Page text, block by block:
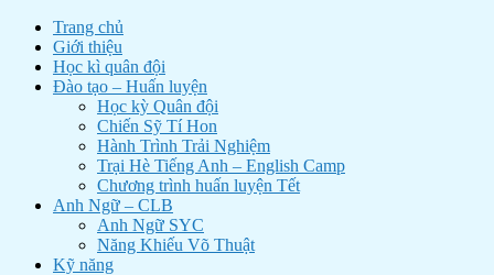
Trang chủ
Giới thiệu
Học kì quân đội
Đào tạo – Huấn luyện
Học kỳ Quân đội
Chiến Sỹ Tí Hon
Hành Trình Trải Nghiệm
Trại Hè Tiếng Anh – English Camp
Chương trình huấn luyện Tết
Anh Ngữ – CLB
Anh Ngữ SYC
Năng Khiếu Võ Thuật
Kỹ năng